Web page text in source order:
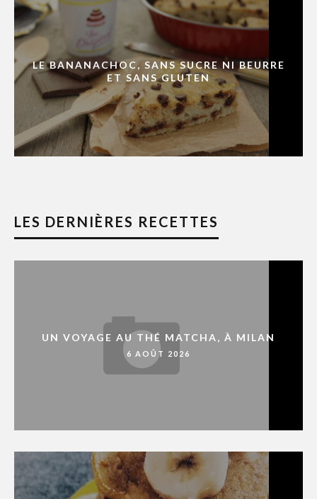
LE BANANACHOC, SANS SUCRE NI BEURRE
ET SANS GLUTEN
LES DERNIÈRES RECETTES
UN VOYAGE AU THÉ MATCHA, À MILAN
6 AOÛT 2026